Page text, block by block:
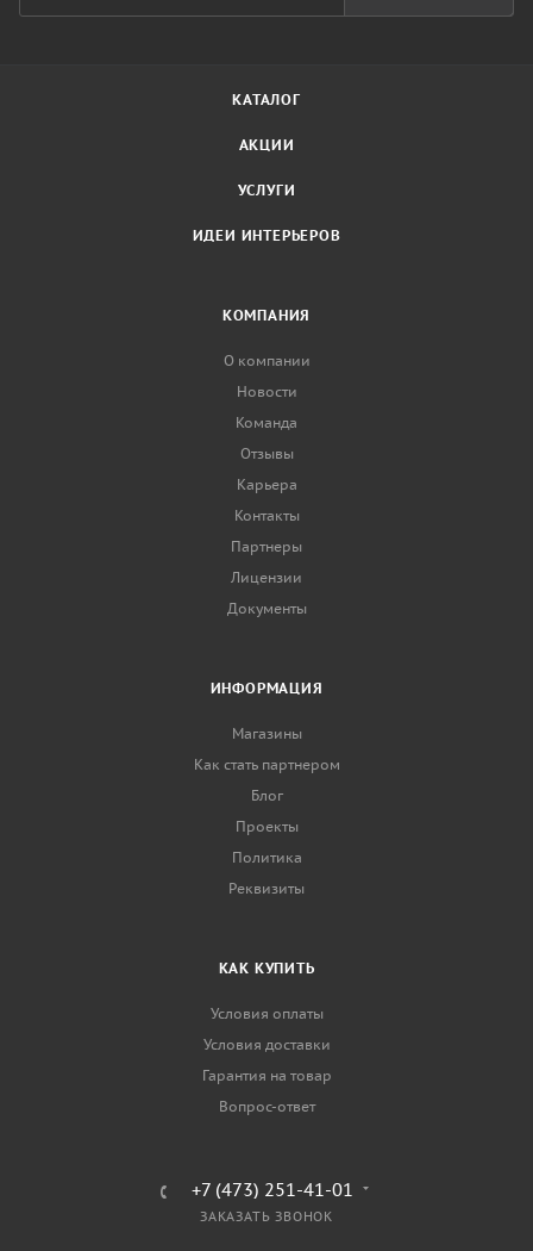
КАТАЛОГ
АКЦИИ
УСЛУГИ
ИДЕИ ИНТЕРЬЕРОВ
КОМПАНИЯ
О компании
Новости
Команда
Отзывы
Карьера
Контакты
Партнеры
Лицензии
Документы
ИНФОРМАЦИЯ
Магазины
Как стать партнером
Блог
Проекты
Политика
Реквизиты
КАК КУПИТЬ
Условия оплаты
Условия доставки
Гарантия на товар
Вопрос-ответ
+7 (473) 251-41-01
ЗАКАЗАТЬ ЗВОНОК